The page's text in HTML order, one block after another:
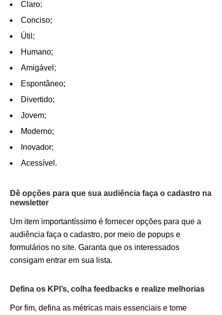
Claro;
Conciso;
Útil;
Humano;
Amigável;
Espontâneo;
Divertido;
Jovem;
Moderno;
Inovador;
Acessível.
Dê opções para que sua audiência faça o cadastro na
newsletter
Um item importantíssimo é fornecer opções para que a
audiência faça o cadastro, por meio de popups e
formulários no site. Garanta que os interessados
consigam entrar em sua lista.
Defina os KPI’s, colha feedbacks e realize melhorias
Por fim, defina as métricas mais essenciais e tome